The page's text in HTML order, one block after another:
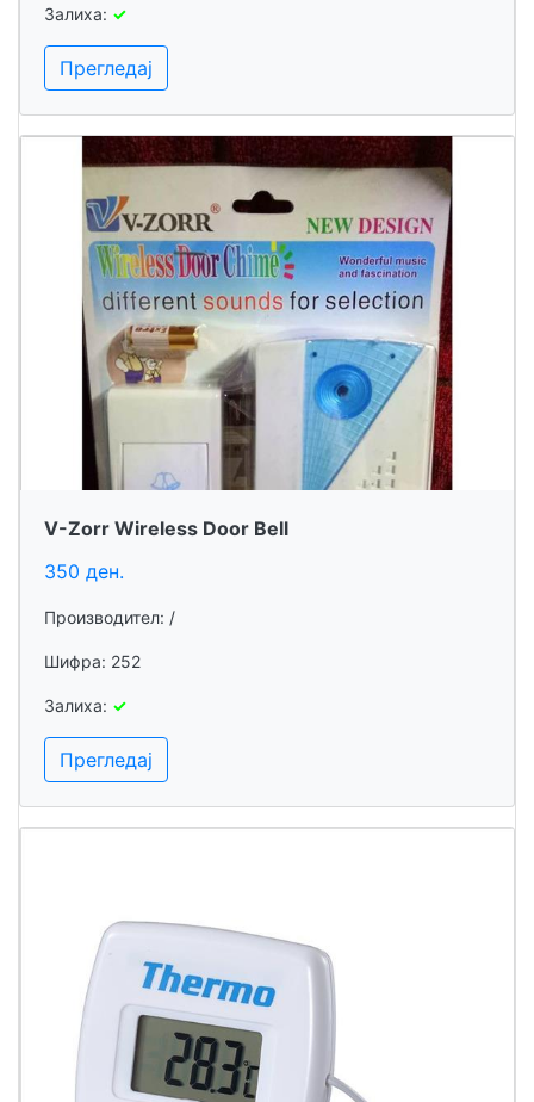
Залиха: ✓
Прегледај
V-Zorr Wireless Door Bell
350 ден.
Производител: /
Шифра: 252
Залиха: ✓
Прегледај